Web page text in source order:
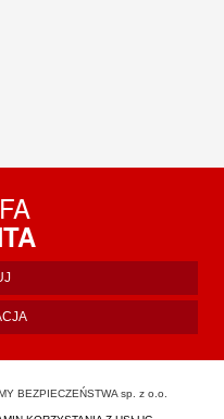
BEZPIECZEŃSTWA sp. z o.o.